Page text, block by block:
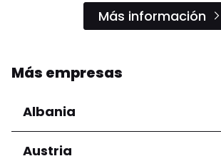
Más información
Más empresas
Albania
Regiones
Austria